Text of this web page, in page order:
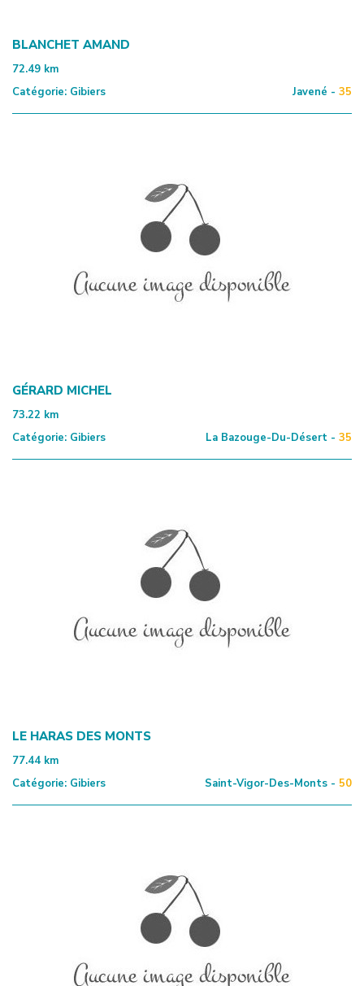
BLANCHET AMAND
72.49 km
Catégorie: Gibiers Javené - 35
GÉRARD MICHEL
73.22 km
Catégorie: Gibiers La Bazouge-Du-Désert - 35
LE HARAS DES MONTS
77.44 km
Catégorie: Gibiers Saint-Vigor-Des-Monts - 50